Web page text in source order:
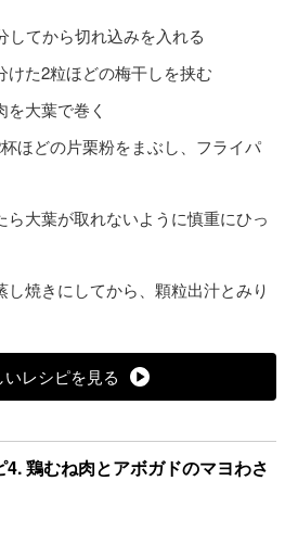
してから切れ込みを入れる
けた2粒ほどの梅干しを挟む
大葉で巻く
ほどの片栗粉をまぶし、フライパ
ら大葉が取れないように慎重にひっ
し焼きにしてから、顆粒出汁とみり
いレシピを見る
鶏むね肉とアボガドのマヨわさ